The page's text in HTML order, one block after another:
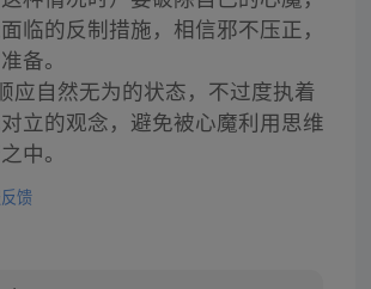
临的反制措施，相信邪不压正，
备。
应自然无为的状态，不过度执着
立的观念，避免被心魔利用思维
中。
馈